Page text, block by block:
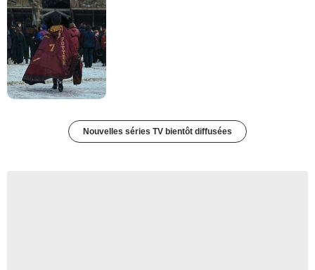
Nouvelles séries TV bientôt diffusées